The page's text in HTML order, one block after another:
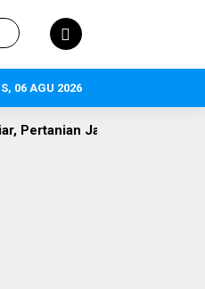
06 AGU 2026
634 Tenaga Kerja